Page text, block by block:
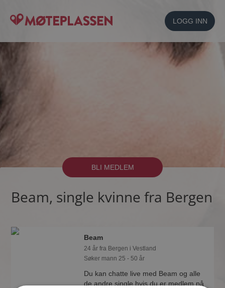
LOGG INN
BLI MEDLEM
Beam, single kvinne fra Bergen
Beam
24 år fra Bergen i Vestland
Søker mann 25 - 50 år
Du kan chatte live med Beam og alle
de andre single hvis du er medlem på